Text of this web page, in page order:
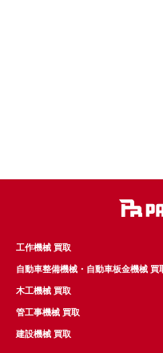
工作機械 買取
自動車整備機械・自動車板金機械 買
木工機械 買取
管工事機械 買取
建設機械 買取